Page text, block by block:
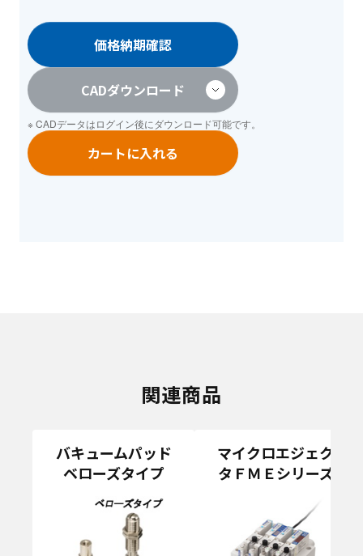
価格納期確認
CADダウンロード
※ CADデータはログイン後にダウンロード可能です。
カートに入れる
関連商品
バキュームパッド
ベローズタイプ
マイクロエジェク
タＦＭＥシリーズ